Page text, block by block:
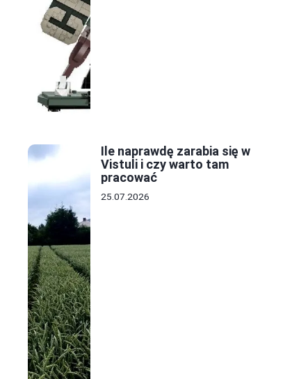
Ile naprawdę zarabia się w
Vistuli i czy warto tam
pracować
25.07.2026